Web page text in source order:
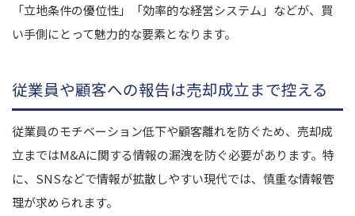
「立地条件の優位性」「効率的な経営システム」などが、買
い手側にとって魅力的な要素となります。
従業員や顧客への報告は売却成立まで控える
従業員のモチベーション低下や顧客離れを防ぐため、売却成
立まではM&Aに関する情報の漏洩を防ぐ必要があります。特
に、SNSなどで情報が拡散しやすい現代では、慎重な情報管
理が求められます。